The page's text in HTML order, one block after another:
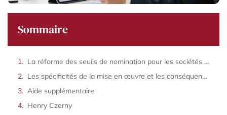
Sommaire
La réforme des seuils de nomination pour les sociétés commerciales en 2024
Les spécificités de la mise en œuvre et les conséquences du non respect
Aide supplémentaire
Henry Czerny